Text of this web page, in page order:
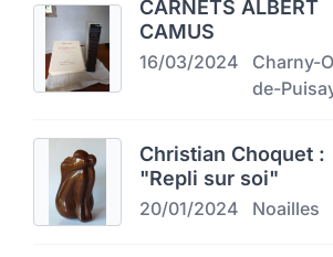
CARNETS ALBERT
CAMUS
16/03/2024
Charny-
de-
Christian Choquet :
"Repli sur soi"
20/01/2024 Noailles